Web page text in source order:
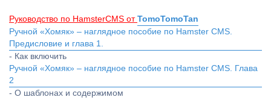
Руководство по HamsterCMS от TomoTomoTan
Ручной «Хомяк» – наглядное пособие по Hamster CMS.
Предисловие и глава 1.
- Как включить
Ручной «Хомяк» – наглядное пособие по Hamster CMS. Глава
2
- О шаблонах и содержимом